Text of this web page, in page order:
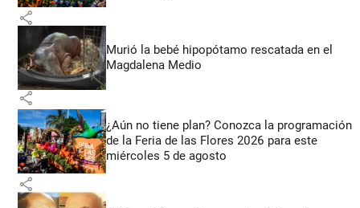
share
Murió la bebé hipopótamo rescatada en el
Magdalena Medio
share
¿Aún no tiene plan? Conozca la programación
de la Feria de las Flores 2026 para este
miércoles 5 de agosto
share